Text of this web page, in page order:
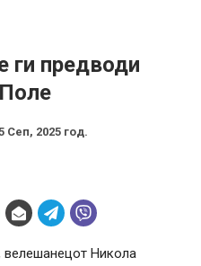
ги предводи
Сеп, 2025 год.
велешанецот Никола